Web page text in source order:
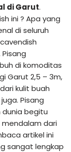
di Garut.
ini ? Apa yang
di seluruh
di komoditas
Garut 2,5 – 3m,
kulit buah
Pisang
dunia begitu
mendalam dari
artikel ini
sangat lengkap